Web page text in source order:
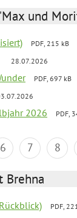
und
PDF, 215 kB
28.07.2026
PDF, 697 kB
2026 PDF,
6 7 8
Brehna
PDF,